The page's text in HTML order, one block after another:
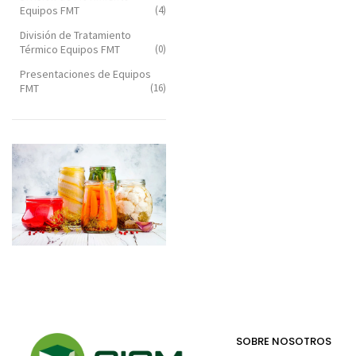
Equipos FMT
(4)
División de Tratamiento
Térmico Equipos FMT
(0)
Presentaciones de Equipos
FMT
(16)
SOBRE NOSOTROS